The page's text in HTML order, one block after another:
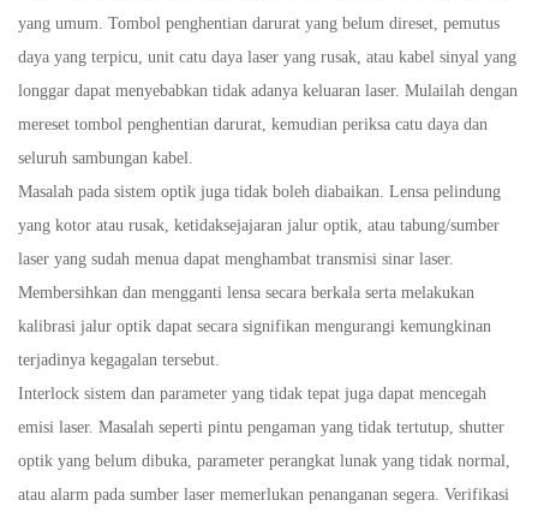
yang umum. Tombol penghentian darurat yang belum direset, pemutus
daya yang terpicu, unit catu daya laser yang rusak, atau kabel sinyal yang
longgar dapat menyebabkan tidak adanya keluaran laser. Mulailah dengan
mereset tombol penghentian darurat, kemudian periksa catu daya dan
seluruh sambungan kabel.
Masalah pada sistem optik juga tidak boleh diabaikan. Lensa pelindung
yang kotor atau rusak, ketidaksejajaran jalur optik, atau tabung/sumber
laser yang sudah menua dapat menghambat transmisi sinar laser.
Membersihkan dan mengganti lensa secara berkala serta melakukan
kalibrasi jalur optik dapat secara signifikan mengurangi kemungkinan
terjadinya kegagalan tersebut.
Interlock sistem dan parameter yang tidak tepat juga dapat mencegah
emisi laser. Masalah seperti pintu pengaman yang tidak tertutup, shutter
optik yang belum dibuka, parameter perangkat lunak yang tidak normal,
atau alarm pada sumber laser memerlukan penanganan segera. Verifikasi